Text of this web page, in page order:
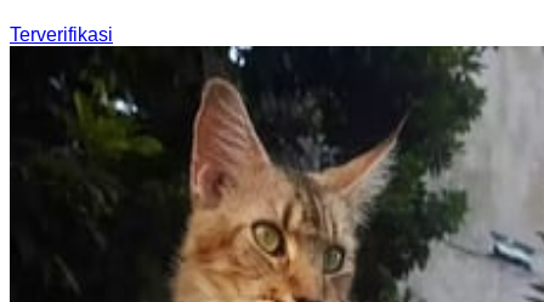
Terverifikasi